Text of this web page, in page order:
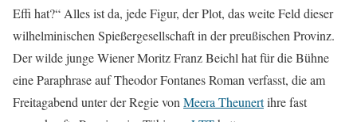
Effi hat?“ Alles ist da, jede Figur, der Plot, das weite Feld dieser
wilhelminischen Spießergesellschaft in der preußischen Provinz.
Der wilde junge Wiener Moritz Franz Beichl hat für die Bühne
eine Paraphrase auf Theodor Fontanes Roman verfasst, die am
Freitagabend unter der Regie von Meera Theunertihre fast